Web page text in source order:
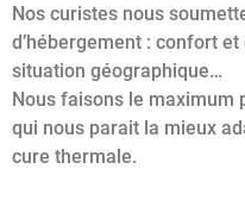
Nos curistes nous
d’hébergement : confort
situation géographique…
Nous faisons le maximum
qui nous parait la mieux
cure thermale.